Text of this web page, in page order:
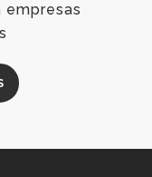
empresas